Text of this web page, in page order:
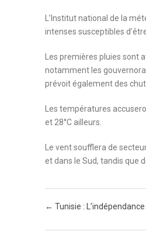
L’Institut national de la
intenses susceptibles
Les premières pluies sont
notamment les
prévoit également des
Les températures
et 28°C ailleurs.
Le vent soufflera de
et dans le Sud, tandis que
Post navigation
← Tunisie :